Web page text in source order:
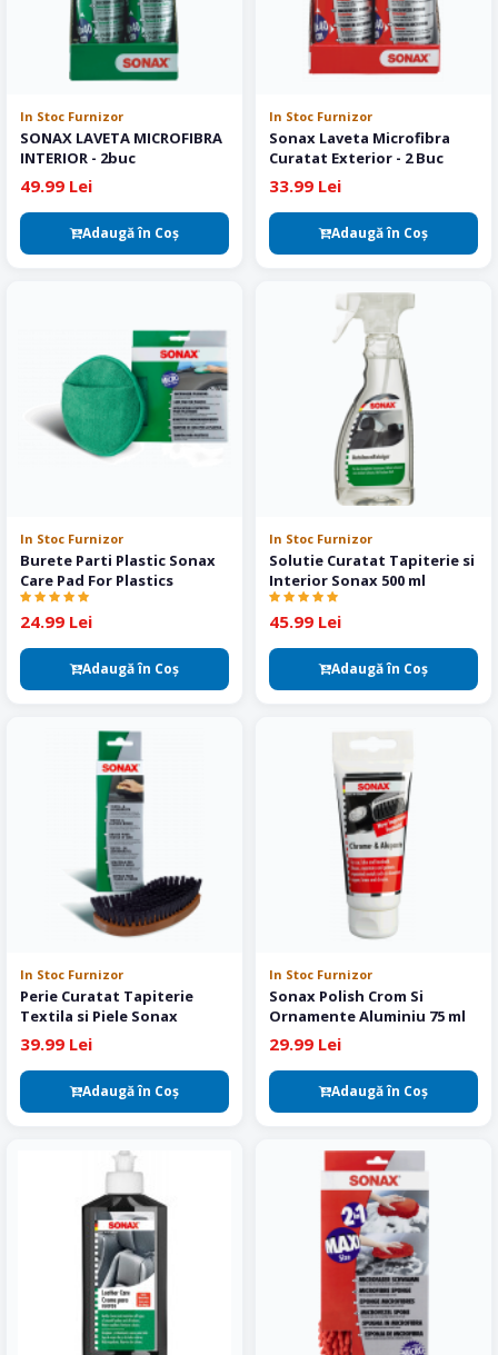
In Stoc Furnizor
SONAX LAVETA MICROFIBRA
INTERIOR - 2buc
49.99 Lei
Adaugă în Coş
In Stoc Furnizor
Sonax Laveta Microfibra
Curatat Exterior - 2 Buc
33.99 Lei
Adaugă în Coş
In Stoc Furnizor
Burete Parti Plastic Sonax
Care Pad For Plastics
24.99 Lei
Adaugă în Coş
In Stoc Furnizor
Solutie Curatat Tapiterie si
Interior Sonax 500 ml
45.99 Lei
Adaugă în Coş
In Stoc Furnizor
Perie Curatat Tapiterie
Textila si Piele Sonax
39.99 Lei
Adaugă în Coş
In Stoc Furnizor
Sonax Polish Crom Si
Ornamente Aluminiu 75 ml
29.99 Lei
Adaugă în Coş